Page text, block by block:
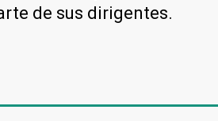
de sus dirigentes.